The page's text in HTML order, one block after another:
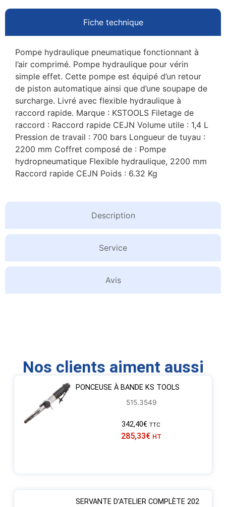
Fiche technique
Description
Service
Avis
Pompe hydraulique pneumatique fonctionnant à
l’air comprimé. Pompe hydraulique pour vérin
simple effet. Cette pompe est équipé d’un retour
de piston automatique ainsi que d’une soupape de
surcharge. Livré avec flexible hydraulique à
raccord rapide. Marque : KSTOOLS Filetage de
raccord : Raccord rapide CEJN Volume utile : 1,4 L
Pression de travail : 700 bars Longueur de tuyau :
2200 mm Coffret composé de : Pompe
hydropneumatique Flexible hydraulique, 2200 mm
Raccord rapide CEJN Poids : 6.32 Kg
Nos clients aiment aussi
PONCEUSE À BANDE KS TOOLS
515.3549
342,40€ TTC
285,33€ HT
SERVANTE D’ATELIER COMPLÈTE 202